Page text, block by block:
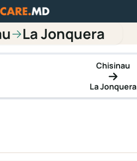
→La Jonquera
Chisinau
La Jonquera